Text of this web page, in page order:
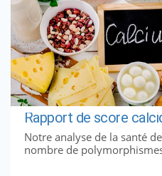
Rapport de score
Notre analyse de la santé
nombre de